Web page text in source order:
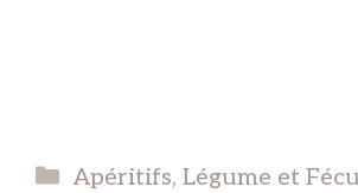
Catégories
Apéritifs, Légume et